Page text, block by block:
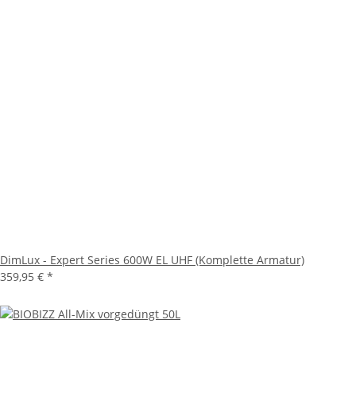
DimLux - Expert Series 600W EL UHF (Komplette Armatur)
359,95 € *